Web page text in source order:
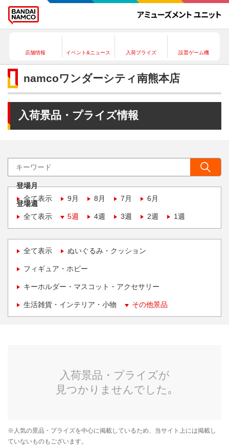
店舗情報 イベント&ニュース 入荷プライズ 設置ゲーム機
namcoワンダーシティ南熊本店
入荷景品・プライズ情報
登場月
全て表示
9月 8月 7月 6月
登場週
全て表示
5週 4週 3週 2週 1週
全て表示 ぬいぐるみ・クッション
フィギュア・ホビー
キーホルダー・マスコット・アクセサリー
生活雑貨・インテリア・小物 その他景品